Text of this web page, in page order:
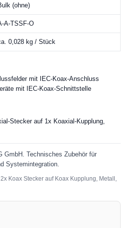
(ohne)
A-TSSF-O
0,028 kg / Stück
mit IEC-Koax-Anschluss
mit IEC-Koax-Schnittstelle
Stecker auf 1x Koaxial-Kupplung,
GmbH. Technisches Zubehör für
Systemintegration.
Koax Stecker auf Koax Kupplung, Metall,